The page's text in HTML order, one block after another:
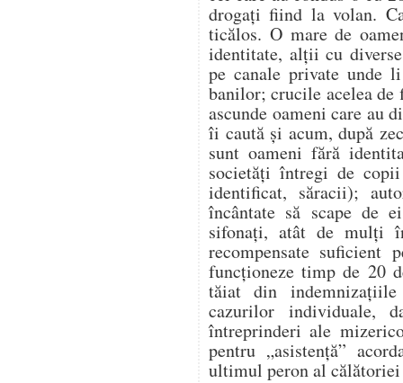
drogați fiind la volan.
ticălos. O mare de
identitate, alții cu
pe canale private unde
banilor; crucile acelea de
ascunde oameni care au
îi caută și acum, după
sunt oameni fără
societăți întregi de
identificat, săracii);
încântate să scape de
sifonați, atât de mulți
recompensate suficient
funcționeze timp de 20
tăiat din
cazurilor individuale,
întreprinderi ale
pentru „asistență”
ultimul peron al